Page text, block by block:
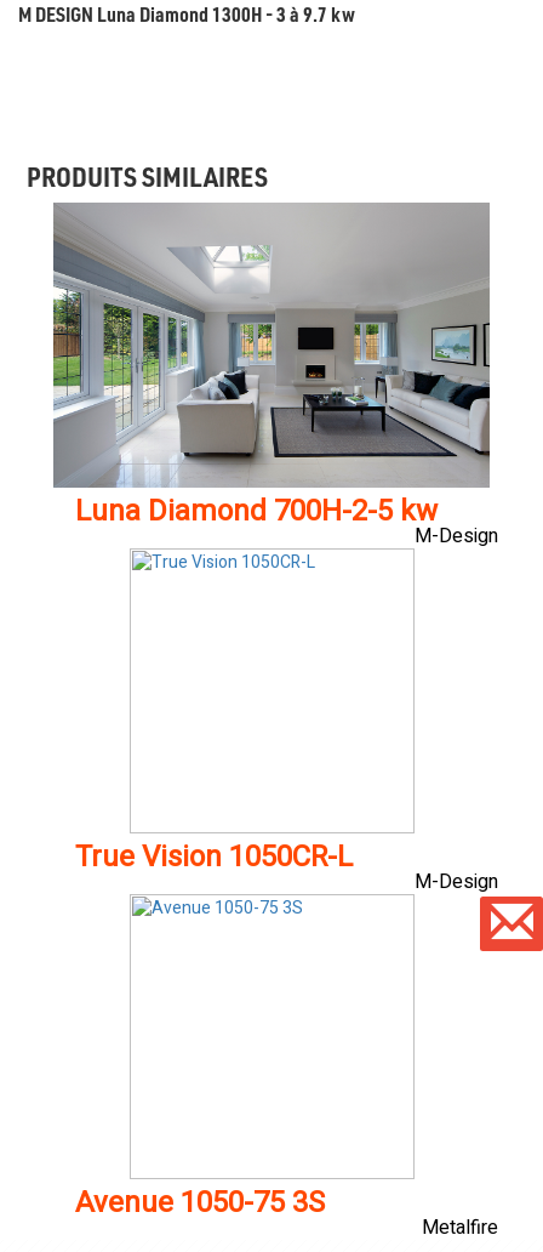
M DESIGN Luna Diamond 1300H - 3 à 9.7 kw
PRODUITS SIMILAIRES
Luna Diamond 700H-2-5 kw
M-Design
True Vision 1050CR-L
M-Design
Avenue 1050-75 3S
Metalfire